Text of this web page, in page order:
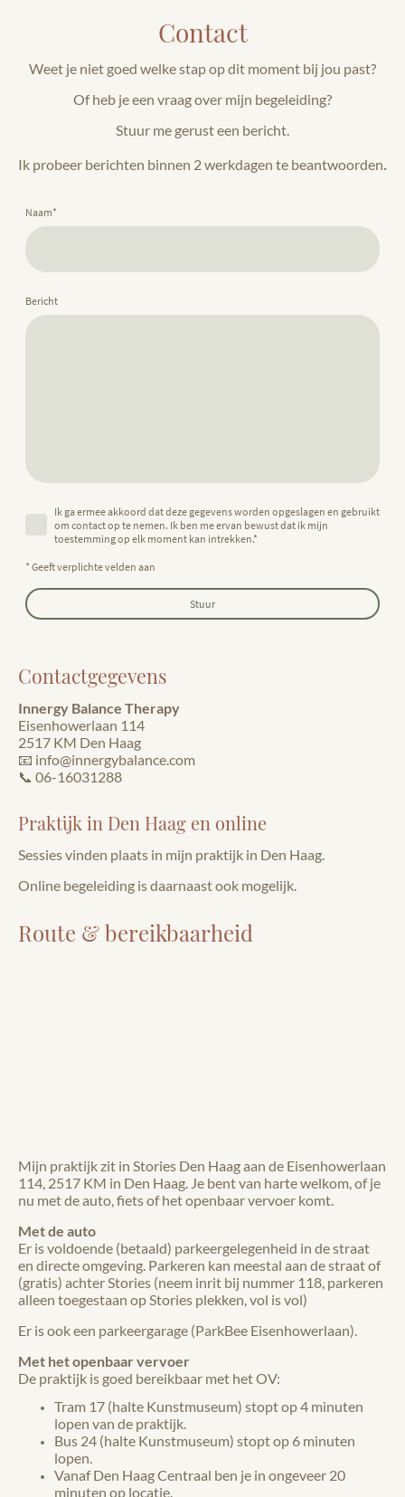
Contact
Weet je niet goed welke stap op dit moment bij jou past?
Of heb je een vraag over mijn begeleiding?
Stuur me gerust een bericht.
Ik probeer berichten binnen 2 werkdagen te beantwoorden.
Naam*
Bericht
Ik ga ermee akkoord dat deze gegevens worden opgeslagen en gebruikt
om contact op te nemen. Ik ben me ervan bewust dat ik mijn
toestemming op elk moment kan intrekken.*
* Geeft verplichte velden aan
Stuur
Contactgegevens
Innergy Balance Therapy
Eisenhowerlaan 114
2517 KM Den Haag
📧 info@innergybalance.com
📞 06-16031288
Praktijk in Den Haag en online
Route & bereikbaarheid
Sessies vinden plaats in mijn praktijk in Den Haag.
Online begeleiding is daarnaast ook mogelijk.
Mijn praktijk zit in Stories Den Haag aan de Eisenhowerlaan
114, 2517 KM in Den Haag. Je bent van harte welkom, of je
nu met de auto, fiets of het openbaar vervoer komt.
Met de auto
Er is voldoende (betaald) parkeergelegenheid in de straat
en directe omgeving. Parkeren kan meestal aan de straat of
(gratis) achter Stories (neem inrit bij nummer 118, parkeren
alleen toegestaan op Stories plekken, vol is vol)
Er is ook een parkeergarage (ParkBee Eisenhowerlaan).
Met het openbaar vervoer
De praktijk is goed bereikbaar met het OV:
Tram 17 (halte Kunstmuseum) stopt op 4 minuten
lopen van de praktijk.
Bus 24 (halte Kunstmuseum) stopt op 6 minuten
lopen.
Vanaf Den Haag Centraal ben je in ongeveer 20
minuten op locatie.